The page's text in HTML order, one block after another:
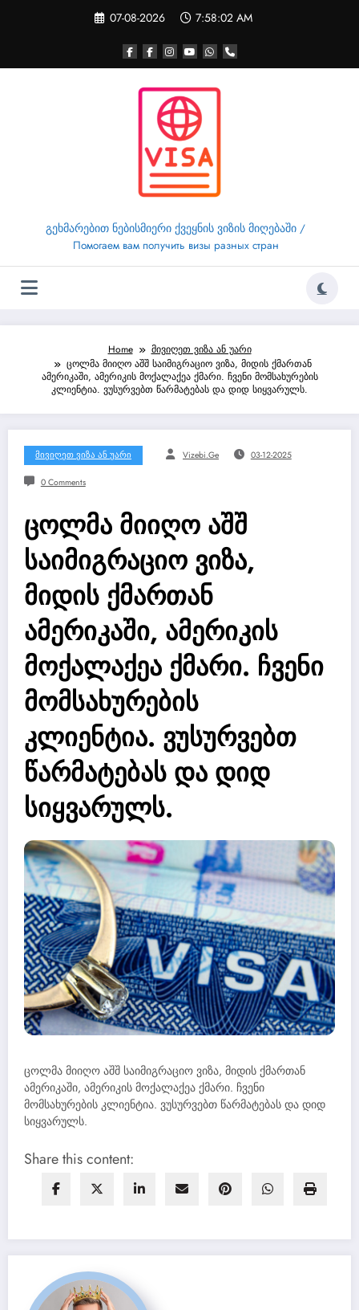
07-08-2026 7:58:02 AM
გეხმარებით ნებისმიერი ქვეყნის ვიზის მიღებაში /
Помогаем вам получить визы разных стран
Home
მივიღეთ ვიზა ან უარი
ცოლმა მიიღო აშშ საიმიგრაციო ვიზა, მიდის ქმართან
ამერიკაში, ამერიკის მოქალაქეა ქმარი. ჩვენი მომსახურების
კლიენტია. ვუსურვებთ წარმატებას და დიდ სიყვარულს.
Მივიღეთ Ვიზა Ან Უარი Vizebi.ge 03-12-2025
0 Comments
ცოლმა მიიღო აშშ
საიმიგრაციო ვიზა,
მიდის ქმართან
ამერიკაში, ამერიკის
მოქალაქეა ქმარი. ჩვენი
მომსახურების
კლიენტია. ვუსურვებთ
წარმატებას და დიდ
სიყვარულს.
ცოლმა მიიღო აშშ საიმიგრაციო ვიზა, მიდის ქმართან
ამერიკაში, ამერიკის მოქალაქეა ქმარი. ჩვენი
მომსახურების კლიენტია. ვუსურვებთ წარმატებას და დიდ
სიყვარულს.
Share this content: